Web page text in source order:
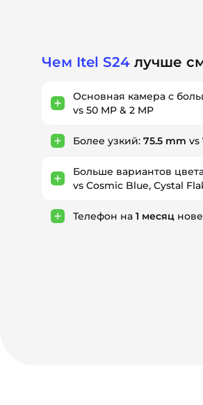
Чем Itel S24 лучше
Основная камера с
vs 50 MP & 2 MP
Более узкий: 75.5 mm vs
Больше вариантов
vs Cosmic Blue, Cystal
Телефон на 1 месяц